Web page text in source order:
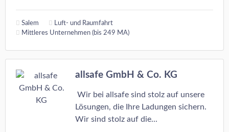
Salem
Luft- und Raumfahrt
Mittleres Unternehmen (bis 249 MA)
allsafe GmbH & Co. KG
Wir bei allsafe sind stolz auf unsere
Lösungen, die Ihre Ladungen sichern.
Wir sind stolz auf die...